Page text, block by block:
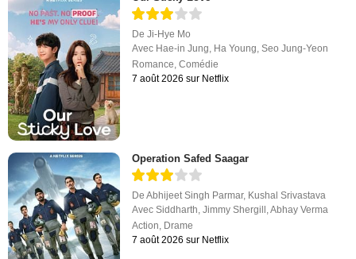
DeJi-Hye Mo
Avec Hae-in Jung, Ha Young,Seo Jung-Yeon
Romance,Comédie
7 août 2026 sur Netflix
Operation Safed Saagar
DeAbhijeet Singh Parmar, Kushal Srivastava
AvecSiddharth,Jimmy Shergill ,Abhay Verma
Action, Drame
7 août 2026 sur Netflix